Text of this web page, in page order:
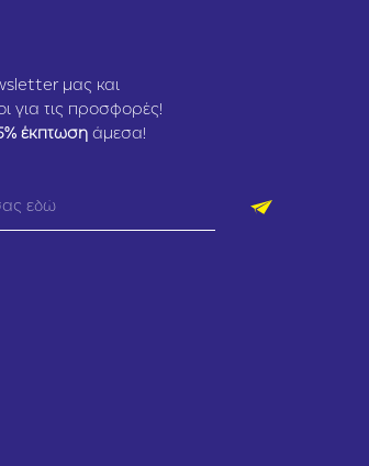
μας και
για τις προσφορές!
% έκπτωση άμεσα!